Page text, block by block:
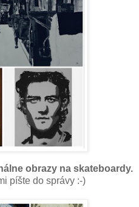
obrazy na skateboardy.
píšte do správy :-)